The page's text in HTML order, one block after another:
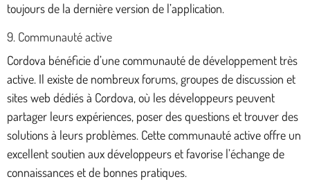
toujours de la dernière version de l’application.
9. Communauté active
Cordova bénéficie d’une communauté de développement très
active. Il existe de nombreux forums, groupes de discussion et
sites web dédiés à Cordova, où les développeurs peuvent
partager leurs expériences, poser des questions et trouver des
solutions à leurs problèmes. Cette communauté active offre un
excellent soutien aux développeurs et favorise l’échange de
connaissances et de bonnes pratiques.